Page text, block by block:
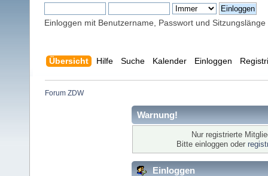
Einloggen mit Benutzername, Passwort und Sitzungslänge
Übersicht Hilfe Suche Kalender Einloggen
Forum ZDW
Warnung!
Nur registrierte
Bitte einloggen oder
Einloggen